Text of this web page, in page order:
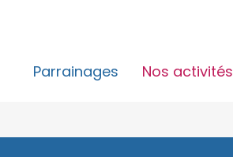
Parrainages Nos activités